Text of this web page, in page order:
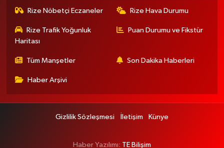
Rize Nöbetçi Eczaneler Rize Hava Durumu
Rize Trafik Yoğunluk
Haritası
Puan Durumu ve Fikstür
Tüm Manşetler Son Dakika Haberleri
Haber Arşivi
Gizlilik Sözleşmesi İletişim Künye
Haber Yazılımı: TE Bilişim